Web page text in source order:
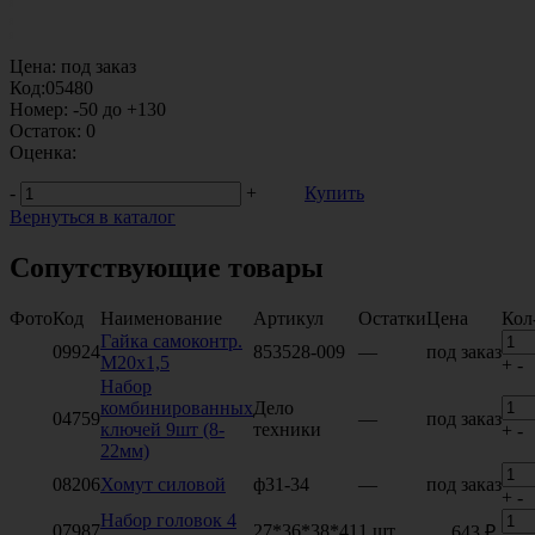
Цена: под заказ
Код:05480
Номер: -50 до +130
Остаток: 0
Оценка:
-
+
Купить
Вернуться в каталог
Сопутствующие товары
ФотоКод Наименование Артикул ОстаткиЦена
09924
Гайка самоконтр.
М20х1,5
853528-009 — под заказ
+ -
04759
Набор
комбинированных
ключей 9шт (8-
22мм)
Дело
техники
— под заказ
+ -
08206Хомут силовой ф31-34 — под заказ
+ -
07987
Набор головок 4
27*36*38*41 1 шт.